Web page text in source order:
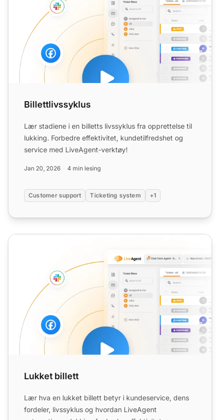
Billettlivssyklus
Lær stadiene i en billetts livssyklus fra opprettelse til
lukking. Forbedre effektivitet, kundetilfredshet og
service med LiveAgent-verktøy!
Jan 20, 2026 4 min lesing
Customer support Ticketing system +1
Lukket billett
Lukket billett
Lær hva en lukket billett betyr i kundeservice, dens
fordeler, livssyklus og hvordan LiveAgent